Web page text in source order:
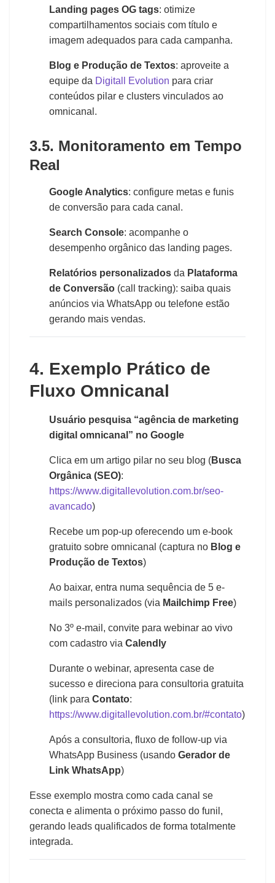
Landing pages OG tags: otimize
compartilhamentos sociais com título e
imagem adequados para cada campanha.
Blog e Produção de Textos: aproveite a
equipe da Digitall Evolution para criar
conteúdos pilar e clusters vinculados ao
omnicanal.
3.5. Monitoramento em Tempo
Real
Google Analytics: configure metas e funis
de conversão para cada canal.
Search Console: acompanhe o
desempenho orgânico das landing pages.
Relatórios personalizados da Plataforma
de Conversão (call tracking): saiba quais
anúncios via WhatsApp ou telefone estão
gerando mais vendas.
4. Exemplo Prático de
Fluxo Omnicanal
Usuário pesquisa “agência de marketing
digital omnicanal” no Google
Clica em um artigo pilar no seu blog (Busca
Orgânica (SEO):
https://www.digitallevolution.com.br/seo-
avancado)
Recebe um pop-up oferecendo um e-book
gratuito sobre omnicanal (captura no Blog e
Produção de Textos)
Ao baixar, entra numa sequência de 5 e-
mails personalizados (via Mailchimp Free)
No 3º e-mail, convite para webinar ao vivo
com cadastro via Calendly
Durante o webinar, apresenta case de
sucesso e direciona para consultoria gratuita
(link para Contato:
https://www.digitallevolution.com.br/#contato)
Após a consultoria, fluxo de follow-up via
WhatsApp Business (usando Gerador de
Link WhatsApp)
Esse exemplo mostra como cada canal se
conecta e alimenta o próximo passo do funil,
gerando leads qualificados de forma totalmente
integrada.